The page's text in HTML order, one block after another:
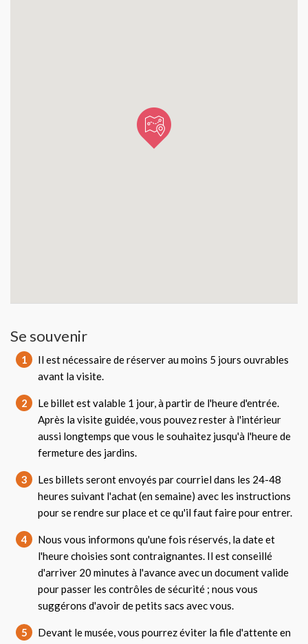
Se souvenir
1
Il est nécessaire de réserver au moins 5 jours ouvrables
avant la visite.
2
Le billet est valable 1 jour, à partir de l'heure d'entrée.
Après la visite guidée, vous pouvez rester à l'intérieur
aussi longtemps que vous le souhaitez jusqu'à l'heure de
fermeture des jardins.
3
Les billets seront envoyés par courriel dans les 24-48
heures suivant l'achat (en semaine) avec les instructions
pour se rendre sur place et ce qu'il faut faire pour entrer.
4
Nous vous informons qu'une fois réservés, la date et
l'heure choisies sont contraignantes. Il est conseillé
d'arriver 20 minutes à l'avance avec un document valide
pour passer les contrôles de sécurité ; nous vous
suggérons d'avoir de petits sacs avec vous.
5
Devant le musée, vous pourrez éviter la file d'attente en